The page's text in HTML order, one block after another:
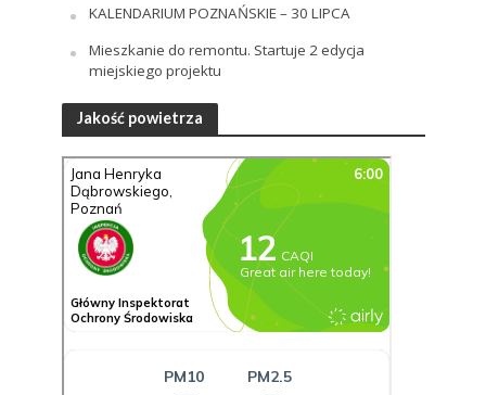
KALENDARIUM POZNAŃSKIE – 30 LIPCA
Mieszkanie do remontu. Startuje 2 edycja
miejskiego projektu
Jakość powietrza